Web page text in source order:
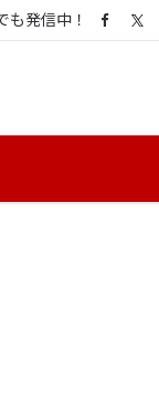
も発信中！